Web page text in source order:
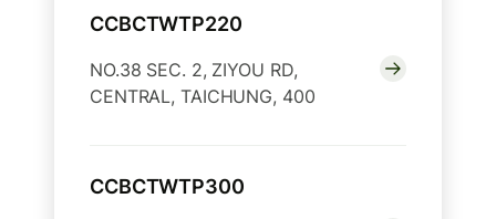
CCBCTWTP220
NO.38 SEC. 2, ZIYOU RD,
CENTRAL, TAICHUNG, 400
CCBCTWTP300